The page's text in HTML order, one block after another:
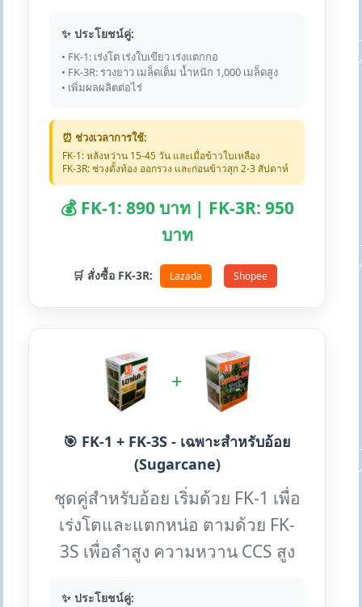
✨ ประโยชน์คู่:
• FK-1: เร่งโต เร่งใบเขียว เร่งแตกกอ
• FK-3R: รวงยาว เมล็ดเต็ม น้ำหนัก 1,000 เมล็ดสูง
• เพิ่มผลผลิตต่อไร่
⏰ ช่วงเวลาการใช้:
FK-1: หลังหว่าน 15-45 วัน และเมื่อข้าวใบเหลือง
FK-3R: ช่วงตั้งท้อง ออกรวง และก่อนข้าวสุก 2-3 สัปดาห์
💰 FK-1: 890 บาท | FK-3R: 950
บาท
🛒 สั่งซื้อ FK-3R: Lazada Shopee
+
🎯 FK-1 + FK-3S - เฉพาะสำหรับอ้อย
(Sugarcane)
ชุดคู่สำหรับอ้อย เริ่มด้วย FK-1 เพื่อ
เร่งโตและแตกหน่อ ตามด้วย FK-
3S เพื่อลำสูง ความหวาน CCS สูง
✨ ประโยชน์คู่: